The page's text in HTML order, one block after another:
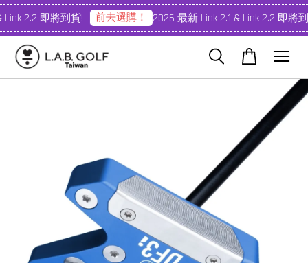
2.2 即將到貨! 前去選購！ 2026 最新 Link 2.1 & Link 2.2 即將到